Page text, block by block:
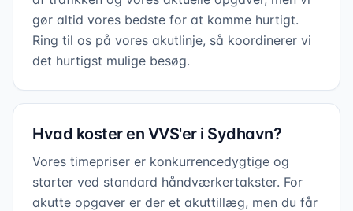
gør altid vores bedste for at komme hurtigt.
Ring til os på vores akutlinje, så koordinerer vi
det hurtigst mulige besøg.
Hvad koster en VVS'er i Sydhavn?
Vores timepriser er konkurrencedygtige og
starter ved standard håndværkertakster. For
akutte opgaver er der et akuttillæg, men du får